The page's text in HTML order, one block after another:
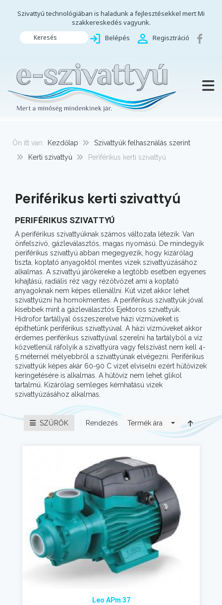
Szivattyú technológiában is haladunk a fejlesztésekkel mert Mi
szakkereskedés vagyunk.
Keresés Belépés Regisztráció
Ön itt van: Kezdőlap
Szivattyúk felhasználás szerint
Kerti szivattyú
Periférikus kerti szivattyú
Periférikus kerti szivattyú
PERIFÉRIKUS SZIVATTYÚ
A periférikus szivattyúknak számos változata létezik. Van
önfelszívó, gázleválasztós, magas nyomású. De mindegyik
periférikus szivattyú abban megegyezik, hogy kizárólag
tiszta, koptató anyagoktól mentes vizek szivattyúzásához
alkalmas. A szivattyú járókereke a legtöbb esetben egyenes
kihajtású, radiális réz vagy rézötvözet ami a koptató
anyagoknak nem képes ellenállni. Kút vizet akkor lehet
szivattyúzni ha homokmentes. A periférikus szivattyúk jóval
kisebbek mint a gázleválasztós Ejektoros szivattyúk.
Hidrofor tartállyal összeszerelve házi vízműveket is
építhetünk periférikus szivattyúval. A házi vízműveket akkor
érdemes periférikus szivattyúval szerelni ha tartályból a víz
közvetlenül ráfolyik a szivattyúra vagy felszívást nem kell 4-
5 méternél mélyebbről a szivattyúnak elvégezni. Periférikus
szivattyúk képes akár 60-90 C vizet elviselni ezért hűtővizek
keringetésére is alkalmas. A hűtővíz nem lehet glikol
tartalmú. Kizárólag semleges kémhatású vizek
szivattyúzásához alkalmas.
SZŰRŐK Rendezés Termék ára
Leo APm 37